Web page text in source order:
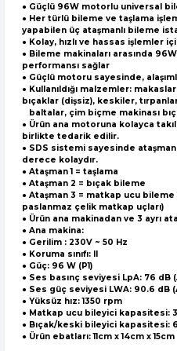
● Güçlü 96W motorlu universal
● Her türlü bileme ve taşlama
yapabilen üç ataşmanlı bileme
● Kolay, hızlı ve hassas işlemler
● Bileme makinaları arasında
performansı sağlar
● Güçlü motoru sayesinde,
● Kullanıldığı malzemler:
bıçaklar (dişsiz), keskiler,
baltalar, çim biçme makinası
● Ürün ana motoruna kolayca
birlikte tedarik edilir.
● SDS sistemi sayesinde
derece kolaydır.
● Ataşman 1 = taşlama
● Ataşman 2 = bıçak bileme
● Ataşman 3 = matkap ucu bileme
paslanmaz çelik matkap uçları)
● Ürün ana makinadan ve 3 ayrı
● Ana makina:
● Gerilim : 230V ~ 50 Hz
● Koruma sınıfı: II
● Güç: 96 W (P1)
● Ses basınç seviyesi LpA: 76 dB
● Ses güç seviyesi LWA: 90.6 dB
● Yüksüz hız: 1350 rpm
● Matkap ucu bileyici kapasitesi:
● Bıçak/keski bileyici kapasitesi: 6
● Ürün ebatları: 11cm x 14cm x 15cm